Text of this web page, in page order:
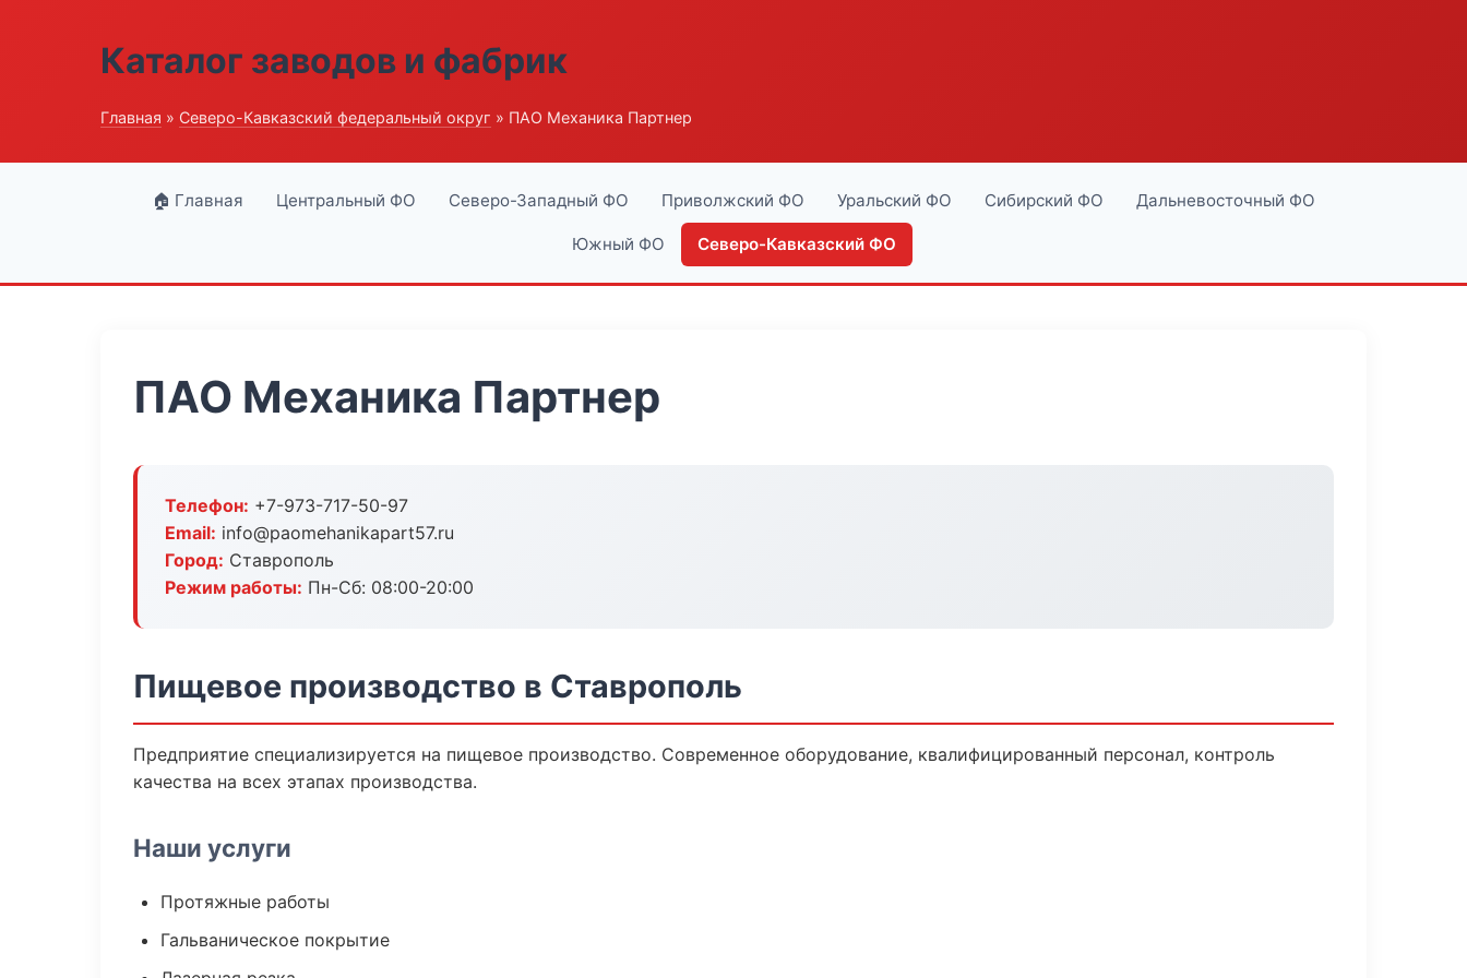
Каталог заводов и фабрик
Главная » Северо-Кавказский федеральный округ » ПАО Механика Партнер
🏠 Главная Центральный ФО Северо-Западный ФО Приволжский ФО Уральский ФО Сибирский ФО Дальневосточный ФО
Южный ФО Северо-Кавказский ФО
ПАО Механика Партнер
Телефон: +7-973-717-50-97
Email: info@paomehanikapart57.ru
Город: Ставрополь
Режим работы: Пн-Сб: 08:00-20:00
Пищевое производство в Ставрополь
Предприятие специализируется на пищевое производство. Современное оборудование, квалифицированный персонал, контроль
качества на всех этапах производства.
Наши услуги
Протяжные работы
Гальваническое покрытие